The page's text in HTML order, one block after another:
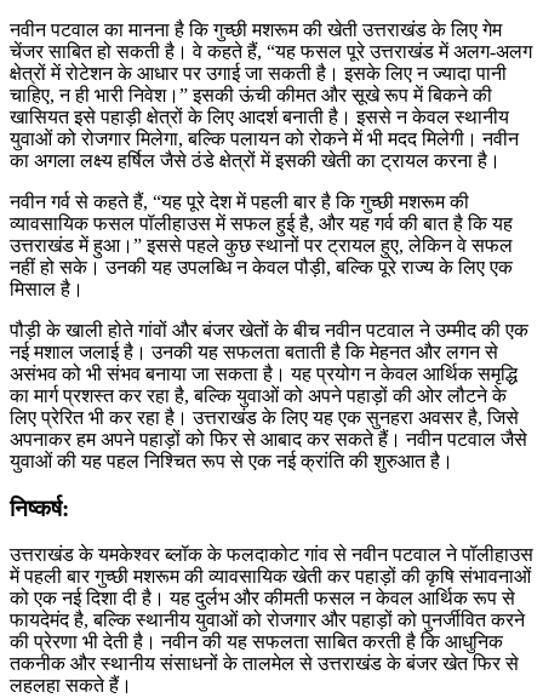
नवीन पटवाल का मानना है कि गुच्छी मशरूम की खेती उत्तराखंड के लिए गेम
चेंजर साबित हो सकती है। वे कहते हैं, “यह फसल पूरे उत्तराखंड में अलग-अलग
क्षेत्रों में रोटेशन के आधार पर उगाई जा सकती है। इसके लिए न ज्यादा पानी
चाहिए, न ही भारी निवेश।” इसकी ऊंची कीमत और सूखे रूप में बिकने की
खासियत इसे पहाड़ी क्षेत्रों के लिए आदर्श बनाती है। इससे न केवल स्थानीय
युवाओं को रोजगार मिलेगा, बल्कि पलायन को रोकने में भी मदद मिलेगी। नवीन
का अगला लक्ष्य हर्षिल जैसे ठंडे क्षेत्रों में इसकी खेती का ट्रायल करना है।
नवीन गर्व से कहते हैं, “यह पूरे देश में पहली बार है कि गुच्छी मशरूम की
व्यावसायिक फसल पॉलीहाउस में सफल हुई है, और यह गर्व की बात है कि यह
उत्तराखंड में हुआ।” इससे पहले कुछ स्थानों पर ट्रायल हुए, लेकिन वे सफल
नहीं हो सके। उनकी यह उपलब्धि न केवल पौड़ी, बल्कि पूरे राज्य के लिए एक
मिसाल है।
पौड़ी के खाली होते गांवों और बंजर खेतों के बीच नवीन पटवाल ने उम्मीद की एक
नई मशाल जलाई है। उनकी यह सफलता बताती है कि मेहनत और लगन से
असंभव को भी संभव बनाया जा सकता है। यह प्रयोग न केवल आर्थिक समृद्धि
का मार्ग प्रशस्त कर रहा है, बल्कि युवाओं को अपने पहाड़ों की ओर लौटने के
लिए प्रेरित भी कर रहा है। उत्तराखंड के लिए यह एक सुनहरा अवसर है, जिसे
अपनाकर हम अपने पहाड़ों को फिर से आबाद कर सकते हैं। नवीन पटवाल जैसे
युवाओं की यह पहल निश्चित रूप से एक नई क्रांति की शुरुआत है।
निष्कर्ष:
उत्तराखंड के यमकेश्वर ब्लॉक के फलदाकोट गांव से नवीन पटवाल ने पॉलीहाउस
में पहली बार गुच्छी मशरूम की व्यावसायिक खेती कर पहाड़ों की कृषि संभावनाओं
को एक नई दिशा दी है। यह दुर्लभ और कीमती फसल न केवल आर्थिक रूप से
फायदेमंद है, बल्कि स्थानीय युवाओं को रोजगार और पहाड़ों को पुनर्जीवित करने
की प्रेरणा भी देती है। नवीन की यह सफलता साबित करती है कि आधुनिक
तकनीक और स्थानीय संसाधनों के तालमेल से उत्तराखंड के बंजर खेत फिर से
लहलहा सकते हैं।